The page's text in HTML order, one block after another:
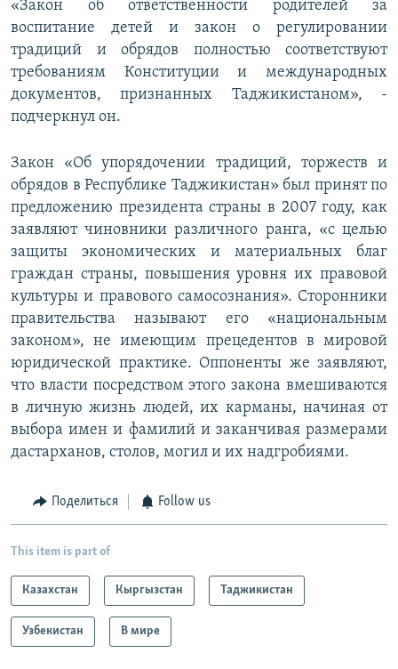
«Закон об ответственности родителей за
воспитание детей и закон о регулировании
традиций и обрядов полностью соответствуют
требованиям Конституции и международных
документов, признанных Таджикистаном», -
подчеркнул он.
Закон «Об упорядочении традиций, торжеств и
обрядов в Республике Таджикистан» был принят по
предложению президента страны в 2007 году, как
заявляют чиновники различного ранга, «с целью
защиты экономических и материальных благ
граждан страны, повышения уровня их правовой
культуры и правового самосознания». Сторонники
правительства называют его «национальным
законом», не имеющим прецедентов в мировой
юридической практике. Оппоненты же заявляют,
что власти посредством этого закона вмешиваются
в личную жизнь людей, их карманы, начиная от
выбора имен и фамилий и заканчивая размерами
дастарханов, столов, могил и их надгробиями.
Поделиться Follow us
This item is part of
Казахстан Кыргызстан Таджикистан
Узбекистан В мире